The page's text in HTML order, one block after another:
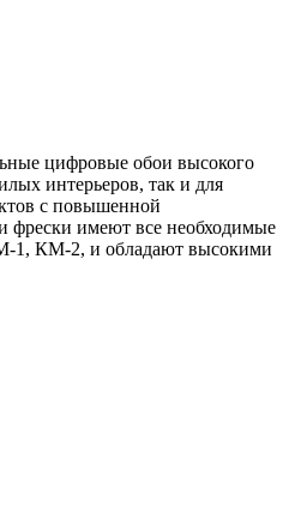
цифровые обои высокого
интерьеров, так и для
с повышенной
имеют все необходимые
1, КМ-2, и обладают высокими